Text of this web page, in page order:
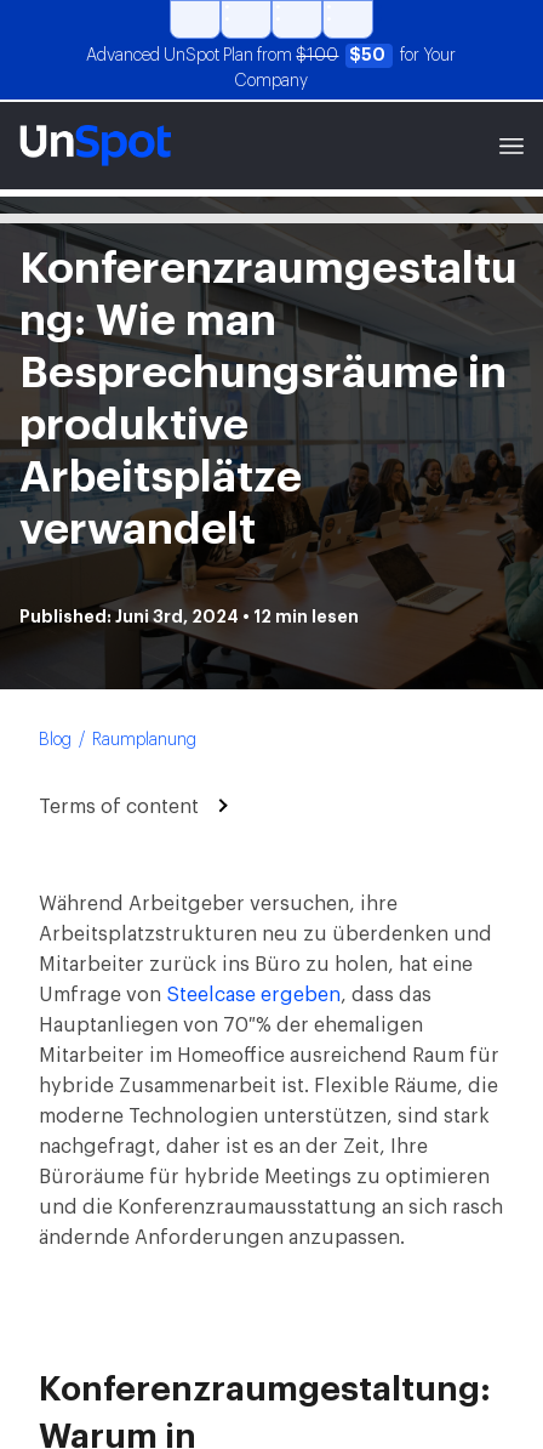
Advanced UnSpot Plan from$100 $50
for Your
Company
Konferenzraumgestaltu
ng: Wie man
Besprechungsräume in
produktive
Arbeitsplätze
verwandelt
Published: Juni 3rd, 2024 • 12 min lesen
Blog Raumplanung
Terms of content
Während Arbeitgeber versuchen, ihre
Arbeitsplatzstrukturen neu zu überdenken und
Mitarbeiter zurück ins Büro zu holen, hat eine
Umfrage von Steelcase ergeben, dass das
Hauptanliegen von 70 % der ehemaligen
Mitarbeiter im Homeoffice ausreichend Raum für
hybride Zusammenarbeit ist. Flexible Räume, die
moderne Technologien unterstützen, sind stark
nachgefragt, daher ist es an der Zeit, Ihre
Büroräume für hybride Meetings zu optimieren
und die Konferenzraumausstattung an sich rasch
ändernde Anforderungen anzupassen.
Konferenzraumgestaltung:
Warum in